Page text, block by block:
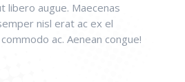
libero augue. Maecenas
nisl erat ac ex el
ac. Aenean congue!